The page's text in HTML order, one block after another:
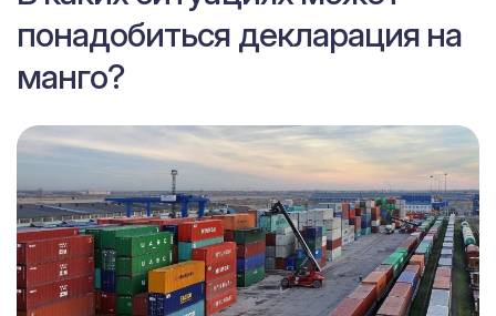
понадобиться декларация на
манго?